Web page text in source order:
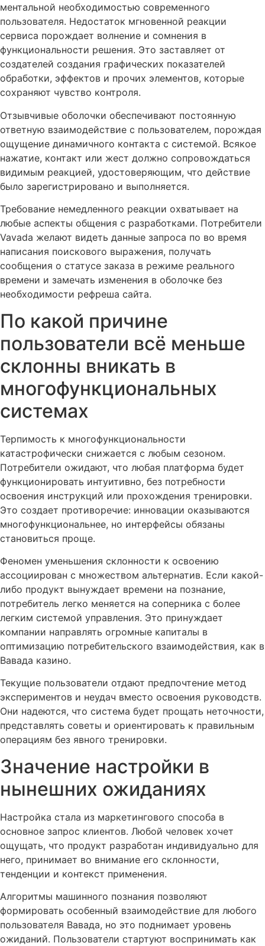
ментальной необходимостью современного
пользователя. Недостаток мгновенной реакции
сервиса порождает волнение и сомнения в
функциональности решения. Это заставляет от
создателей создания графических показателей
обработки, эффектов и прочих элементов, которые
сохраняют чувство контроля.
Отзывчивые оболочки обеспечивают постоянную
ответную взаимодействие с пользователем, порождая
ощущение динамичного контакта с системой. Всякое
нажатие, контакт или жест должно сопровождаться
видимым реакцией, удостоверяющим, что действие
было зарегистрировано и выполняется.
Требование немедленного реакции охватывает на
любые аспекты общения с разработками. Потребители
Vavada желают видеть данные запроса по во время
написания поискового выражения, получать
сообщения о статусе заказа в режиме реального
времени и замечать изменения в оболочке без
необходимости рефреша сайта.
По какой причине
пользователи всё меньше
склонны вникать в
многофункциональных
системах
Терпимость к многофункциональности
катастрофически снижается с любым сезоном.
Потребители ожидают, что любая платформа будет
функционировать интуитивно, без потребности
освоения инструкций или прохождения тренировки.
Это создает противоречие: инновации оказываются
многофункциональнее, но интерфейсы обязаны
становиться проще.
Феномен уменьшения склонности к освоению
ассоциирован с множеством альтернатив. Если какой-
либо продукт вынуждает времени на познание,
потребитель легко меняется на соперника с более
легким системой управления. Это принуждает
компании направлять огромные капиталы в
оптимизацию потребительского взаимодействия, как в
Вавада казино.
Текущие пользователи отдают предпочтение метод
экспериментов и неудач вместо освоения руководств.
Они надеются, что система будет прощать неточности,
представлять советы и ориентировать к правильным
операциям без явного тренировки.
Значение настройки в
нынешних ожиданиях
Настройка стала из маркетингового способа в
основное запрос клиентов. Любой человек хочет
ощущать, что продукт разработан индивидуально для
него, принимает во внимание его склонности,
тенденции и контекст применения.
Алгоритмы машинного познания позволяют
формировать особенный взаимодействие для любого
пользователя Вавада, но это поднимает уровень
ожиданий. Пользователи стартуют воспринимать как